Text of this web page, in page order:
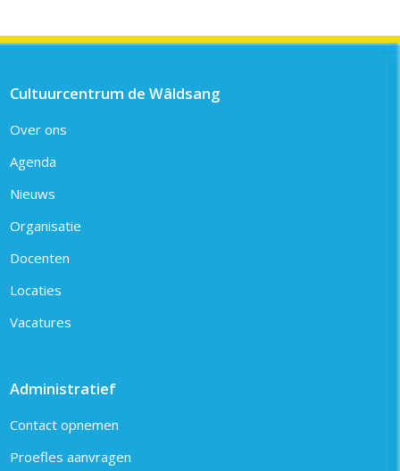
Cultuurcentrum de Wâldsang
Over ons
Agenda
Nieuws
Organisatie
Docenten
Locaties
Vacatures
Administratief
Contact opnemen
Proefles aanvragen